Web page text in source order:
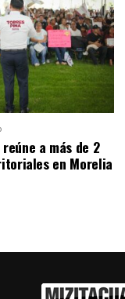
a más de 2
en Morelia